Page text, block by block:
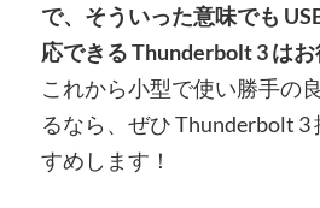
で、そういった意味でも
応できる Thunderbolt 3 はお
これから小型で使い勝手の
るなら、ぜひ Thunderbolt 3
すめします！